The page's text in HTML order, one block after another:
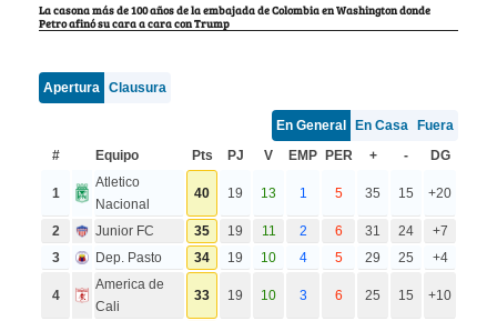
La casona más de 100 años de la embajada de Colombia en Washington donde
Petro afinó su cara a cara con Trump
Apertura Clausura
En General En Casa
Fuera
#
Equipo Pts PJ V EMP PER + - DG
1
Atletico
Nacional
40 19 13 1 5 35 15 +20
2 Junior FC 35 19 11 2 6 31 24
+7
3
Dep. Pasto 34 19 10 4 5 29 25 +4
4
America de
Cali
33 19 10 3 6 25 15 +10